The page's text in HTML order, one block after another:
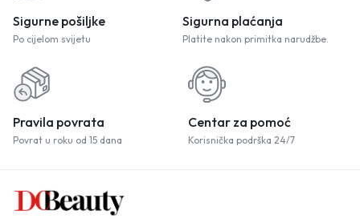
Sigurne pošiljke
Po cijelom svijetu
Sigurna plaćanja
Platite nakon primitka narudžbe.
Pravila povrata
Povrat u roku od 15 dana
Centar za pomoć
Korisnička podrška 24/7